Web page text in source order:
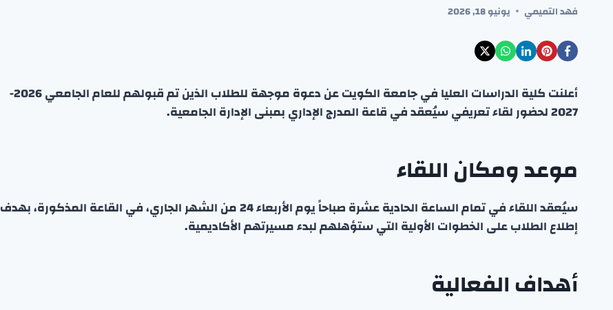
فهد التميمي يونيو 18, 2026
أعلنت كلية الدراسات العليا في جامعة الكويت عن دعوة موجهة للطلاب الذين تم قبولهم للعام الجامعي 2026-
2027 لحضور لقاء تعريفي سيُعقد في قاعة المدرج الإداري بمبنى الإدارة الجامعية.
موعد ومكان اللقاء
سيُعقد اللقاء في تمام الساعة الحادية عشرة صباحاً يوم الأربعاء 24 من الشهر الجاري، في القاعة المذكورة، بهدف
إطلاع الطلاب على الخطوات الأولية التي ستؤهلهم لبدء مسيرتهم الأكاديمية.
أهداف الفعالية